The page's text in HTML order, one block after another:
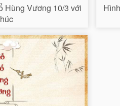
Hùng Vương 10/3 với